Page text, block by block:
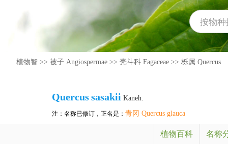
植物智 >> 被子 Angiospermae >> 壳斗科 Fagaceae >> 栎属 Quercus
Quercussasakii Kaneh.
注：名称已修订，正名是： 青冈 Quercus glauca
植物百科 名称